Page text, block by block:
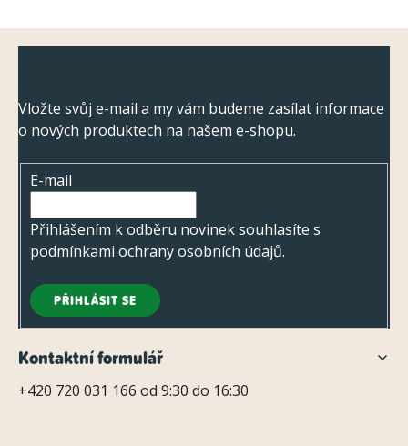
Vložte svůj e-mail a my vám budeme zasílat informace
o nových produktech na našem e-shopu.
E-mail
Přihlášením k odběru novinek souhlasíte s
podmínkami ochrany osobních údajů.
PŘIHLÁSIT SE
Kontaktní formulář
+420 720 031 166 od 9:30 do 16:30